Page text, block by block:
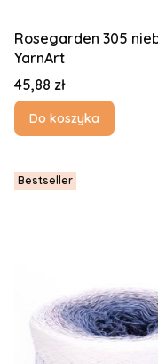
Rosegarden 305
YarnArt
Cena
45,88 zł
Do koszyka
Bestseller